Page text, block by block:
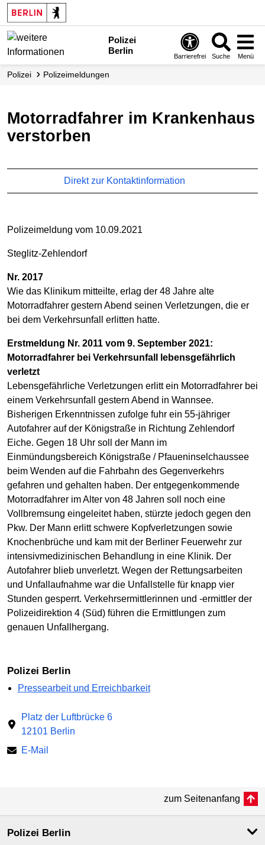
Polizei
Berlin
Barrierefrei Suche Menü
Polizei Polizei­meldungen
Motorradfahrer im Krankenhaus
verstorben
Direkt zur Kontaktinformation
Polizeimeldung vom 10.09.2021
Steglitz-Zehlendorf
Nr. 2017
Wie das Klinikum mitteilte, erlag der 48 Jahre alte
Motorradfahrer gestern Abend seinen Verletzungen, die er
bei dem Verkehrsunfall erlitten hatte.
Erstmeldung Nr. 2011 vom 9. September 2021:
Motorradfahrer bei Verkehrsunfall lebensgefährlich
verletzt
Lebensgefährliche Verletzungen erlitt ein Motorradfahrer bei
einem Verkehrsunfall gestern Abend in Wannsee.
Bisherigen Erkenntnissen zufolge fuhr ein 55-jähriger
Autofahrer auf der Königstraße in Richtung Zehlendorf
Eiche. Gegen 18 Uhr soll der Mann im
Einmündungsbereich Königstraße / Pfaueninselchaussee
beim Wenden auf die Fahrbahn des Gegenverkehrs
gefahren und gehalten haben. Der entgegenkommende
Motorradfahrer im Alter von 48 Jahren soll noch eine
Vollbremsung eingeleitet haben, stürzte jedoch gegen den
Pkw. Der Mann erlitt schwere Kopfverletzungen sowie
Knochenbrüche und kam mit der Berliner Feuerwehr zur
intensivmedizinischen Behandlung in eine Klinik. Der
Autofahrer blieb unverletzt. Wegen der Rettungsarbeiten
und Unfallaufnahme war die Unfallstelle für knapp vier
Stunden gesperrt. Verkehrsermittlerinnen und -ermittler der
Polizeidirektion 4 (Süd) führen die Ermittlungen zum
genauen Unfallhergang.
Polizei Berlin
Pressearbeit und Erreichbarkeit
Platz der Luftbrücke 6
12101 Berlin
E-Mail
zum Seitenanfang
Polizei Berlin